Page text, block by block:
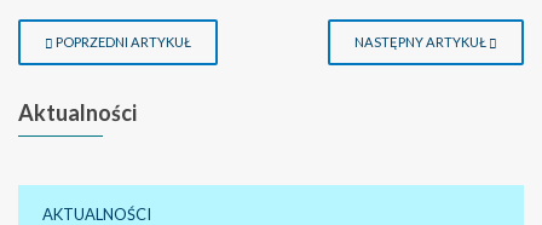
POPRZEDNI ARTYKUŁ NASTĘPNY ARTYKUŁ
Aktualności
AKTUALNOŚCI